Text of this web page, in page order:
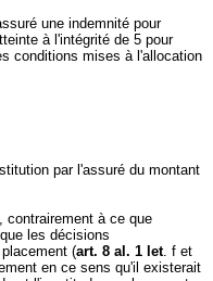
une indemnité pour
à l'intégrité de 5 pour
conditions mises à l'allocation
par l'assuré du montant
contrairement à ce que
les décisions
(art. 8 al. 1 let. f et
en ce sens qu'il existerait